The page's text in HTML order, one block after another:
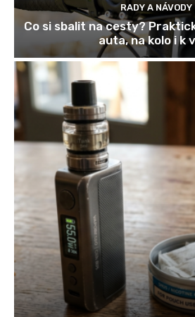
RADY A NÁVODY
Co si sbalit na cesty?
auta, na kolo i k